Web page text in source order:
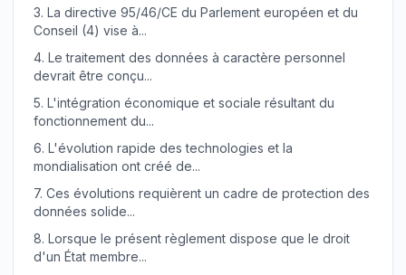
3. La directive 95/46/CE du Parlement européen et du
Conseil (4) vise à...
4. Le traitement des données à caractère personnel
devrait être conçu...
5. L'intégration économique et sociale résultant du
fonctionnement du...
6. L'évolution rapide des technologies et la
mondialisation ont créé de...
7. Ces évolutions requièrent un cadre de protection des
données solide...
8. Lorsque le présent règlement dispose que le droit
d'un État membre...